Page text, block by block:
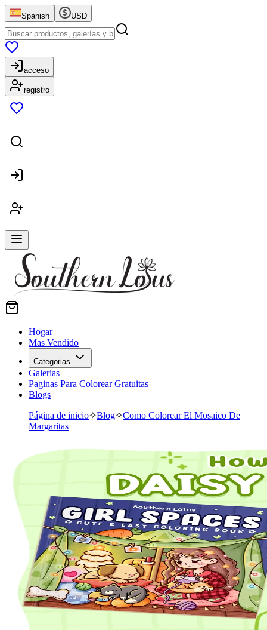
Spanish USD
acceso
registro
Hogar
Mas Vendido
Categorias
Galerias
Paginas Para Colorear Gratuitas
Blogs
Página de inicio✧Blog✧Como Colorear El Mosaico De
Margaritas